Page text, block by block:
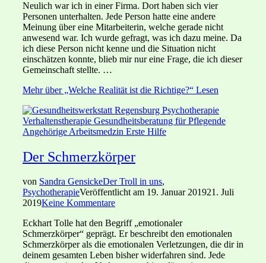
Neulich war ich in einer Firma. Dort haben sich vier
Personen unterhalten. Jede Person hatte eine andere
Meinung über eine Mitarbeiterin, welche gerade nicht
anwesend war. Ich wurde gefragt, was ich dazu meine. Da
ich diese Person nicht kenne und die Situation nicht
einschätzen konnte, blieb mir nur eine Frage, die ich dieser
Gemeinschaft stellte. …
Mehrüber „Welche Realität ist die Richtige?“ Lesen
Der Schmerzkörper
von Sandra GensickeDer Troll in uns,
PsychotherapieVeröffentlicht am 19. Januar 201921. Juli
2019Keine Kommentare
Eckhart Tolle hat den Begriff „emotionaler
Schmerzkörper“ geprägt. Er beschreibt den emotionalen
Schmerzkörper als die emotionalen Verletzungen, die dir in
deinem gesamten Leben bisher widerfahren sind. Jede